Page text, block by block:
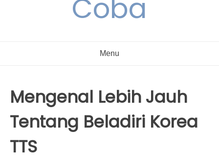
Coba
Menu
Mengenal Lebih Jauh
Tentang Beladiri Korea
TTS